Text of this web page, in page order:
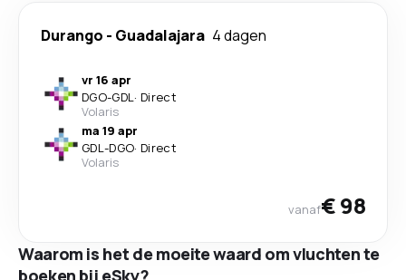
Durango - Guadalajara 4 dagen
vr 16 apr
DGO-GDL· Direct
Volaris
ma 19 apr
GDL-DGO· Direct
Volaris
vanaf€ 98
Waarom is het de moeite waard om vluchten te
boeken bij eSky?